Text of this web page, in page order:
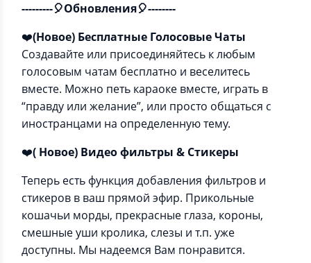
---------🎈Обновления🎈--------
❤️(Новое) Бесплатные Голосовые Чаты
Создавайте или присоединяйтесь к любым
голосовым чатам бесплатно и веселитесь
вместе. Можно петь караоке вместе, играть в
“правду или желание”, или просто общаться с
иностранцами на определенную тему.
❤️( Новое) Видео фильтры & Стикеры
Теперь есть функция добавления фильтров и
стикеров в ваш прямой эфир. Прикольные
кошачьи морды, прекрасные глаза, короны,
смешные уши кролика, слезы и т.п. уже
доступны. Мы надеемся Вам понравится.